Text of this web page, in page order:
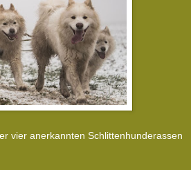
vier anerkannten Schlittenhunderassen